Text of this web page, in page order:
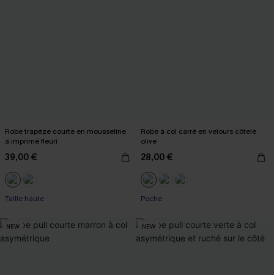
Robe trapèze courte en mousseline
à imprimé fleuri
39,00 €
Taille haute
Robe à col carré en velours côtelé
olive
28,00 €
Poche
NEW NEW